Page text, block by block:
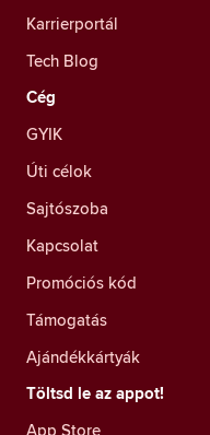
Karrierportál
Tech Blog
Cég
GYIK
Úti célok
Sajtószoba
Kapcsolat
Promóciós kód
Támogatás
Ajándékkártyák
Töltsd le az appot!
App Store